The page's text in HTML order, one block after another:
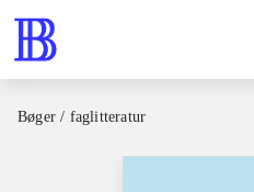
Bøger / faglitteratur